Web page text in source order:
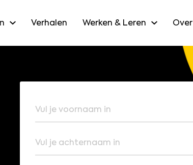
Verhalen Werken & Leren Over
Voornaam
Achternaam